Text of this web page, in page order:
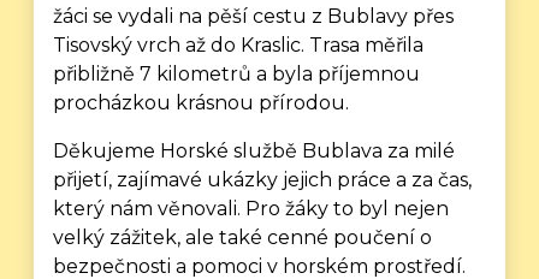
žáci se vydali na pěší cestu z Bublavy přes
Tisovský vrch až do Kraslic. Trasa měřila
přibližně 7 kilometrů a byla příjemnou
procházkou krásnou přírodou.
Děkujeme Horské službě Bublava za milé
přijetí, zajímavé ukázky jejich práce a za čas,
který nám věnovali. Pro žáky to byl nejen
velký zážitek, ale také cenné poučení o
bezpečnosti a pomoci v horském prostředí.